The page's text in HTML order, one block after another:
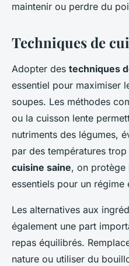
maintenir ou perdre du
Techniques de
Adopter des techniques
essentiel pour maximiser
soupes. Les méthodes
ou la cuisson lente
nutriments des légumes,
par des températures
cuisine saine, on protège
essentiels pour un régime
Les alternatives aux
également une part
repas équilibrés.
nature ou utiliser du